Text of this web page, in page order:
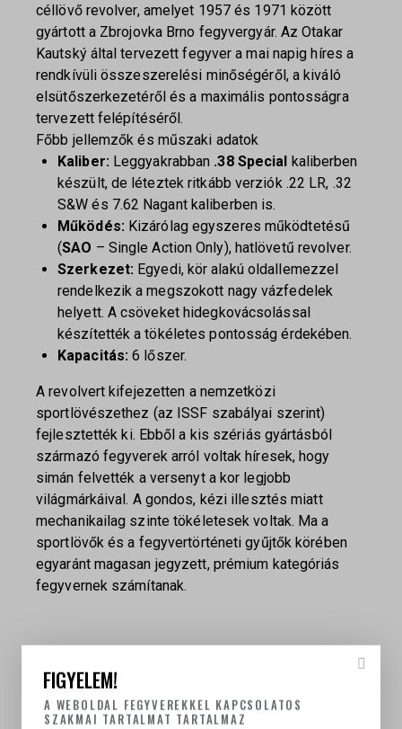
céllövő revolver, amelyet 1957 és 1971 között
gyártott a Zbrojovka Brno fegyvergyár. Az Otakar
Kautský által tervezett fegyver a mai napig híres a
rendkívüli összeszerelési minőségéről, a kiváló
elsütőszerkezetéről és a maximális pontosságra
tervezett felépítéséről.
Főbb jellemzők és műszaki adatok
Kaliber: Leggyakrabban .38 Special kaliberben
készült, de léteztek ritkább verziók .22 LR, .32
S&W és 7.62 Nagant kaliberben is.
Működés: Kizárólag egyszeres működtetésű
(SAO – Single Action Only), hatlövetű revolver.
Szerkezet: Egyedi, kör alakú oldallemezzel
rendelkezik a megszokott nagy vázfedelek
helyett. A csöveket hidegkovácsolással
készítették a tökéletes pontosság érdekében.
Kapacitás: 6 lőszer.
A revolvert kifejezetten a nemzetközi
sportlövészethez (az ISSF szabályai szerint)
fejlesztették ki. Ebből a kis szériás gyártásból
származó fegyverek arról voltak híresek, hogy
simán felvették a versenyt a kor legjobb
világmárkáival. A gondos, kézi illesztés miatt
mechanikailag szinte tökéletesek voltak. Ma a
sportlövők és a fegyvertörténeti gyűjtők körében
egyaránt magasan jegyzett, prémium kategóriás
fegyvernek számítanak.
FIGYELEM!
A WEBOLDAL FEGYVEREKKEL KAPCSOLATOS
SZAKMAI TARTALMAT TARTALMAZ